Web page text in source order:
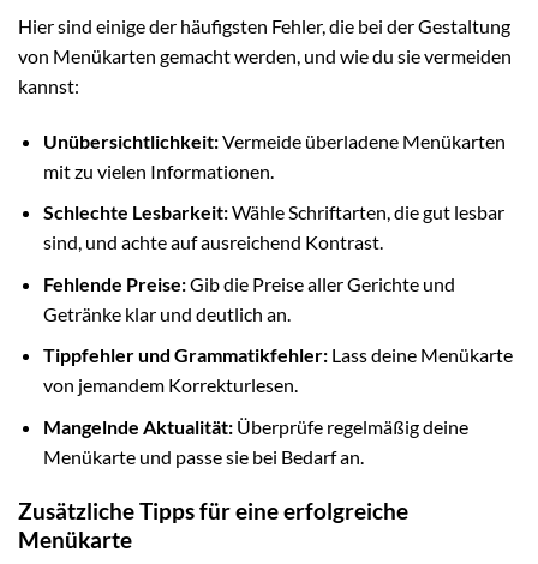
Hier sind einige der häufigsten Fehler, die bei der Gestaltung
von Menükarten gemacht werden, und wie du sie vermeiden
kannst:
Unübersichtlichkeit:Vermeide überladene Menükarten
mit zu vielen Informationen.
Schlechte Lesbarkeit:Wähle Schriftarten, die gut lesbar
sind, und achte auf ausreichend Kontrast.
Fehlende Preise:Gib die Preise aller Gerichte und
Getränke klar und deutlich an.
Tippfehler und Grammatikfehler:Lass deine Menükarte
von jemandem Korrekturlesen.
Mangelnde Aktualität:Überprüfe regelmäßig deine
Menükarte und passe sie bei Bedarf an.
Zusätzliche Tipps für eine erfolgreiche
Menükarte